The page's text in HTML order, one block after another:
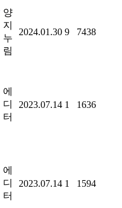
양
지
누
림
2024.01.30 9 7438
에
디
터
2023.07.14 1 1636
에
디
터
2023.07.14 1 1594